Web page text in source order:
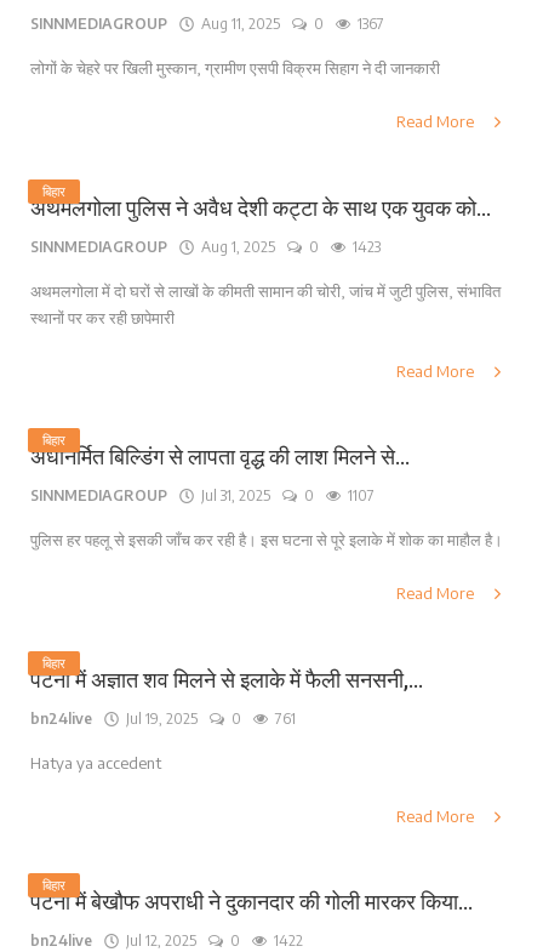
SINNMEDIAGROUP Aug 11, 2025 0 1367
लोगों के चेहरे पर खिली मुस्कान, ग्रामीण एसपी विक्रम सिहाग ने दी जानकारी
Read More
बिहार
अथमलगोला पुलिस ने अवैध देशी कट्टा के साथ एक युवक को...
SINNMEDIAGROUP Aug 1, 2025 0 1423
अथमलगोला में दो घरों से लाखों के कीमती सामान की चोरी, जांच में जुटी पुलिस, संभावित
स्थानों पर कर रही छापेमारी
Read More
बिहार
अर्धनिर्मित बिल्डिंग से लापता वृद्ध की लाश मिलने से...
SINNMEDIAGROUP Jul 31, 2025 0 1107
पुलिस हर पहलू से इसकी जाँच कर रही है। इस घटना से पूरे इलाके में शोक का माहौल है।
Read More
बिहार
पटना में अज्ञात शव मिलने से इलाके में फैली सनसनी,...
bn24live Jul 19, 2025 0 761
Hatya ya accedent
Read More
बिहार
पटना में बेखौफ अपराधी ने दुकानदार की गोली मारकर किया...
bn24live Jul 12, 2025 0 1422